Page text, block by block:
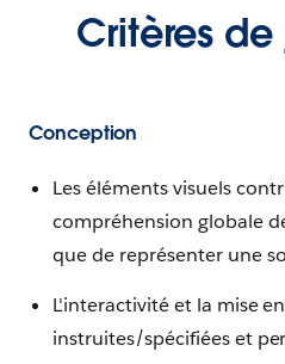
Critères
Conception
Les éléments visuels
compréhension globale
que de représenter une
L'interactivité et la mise
instruites/spécifiées et